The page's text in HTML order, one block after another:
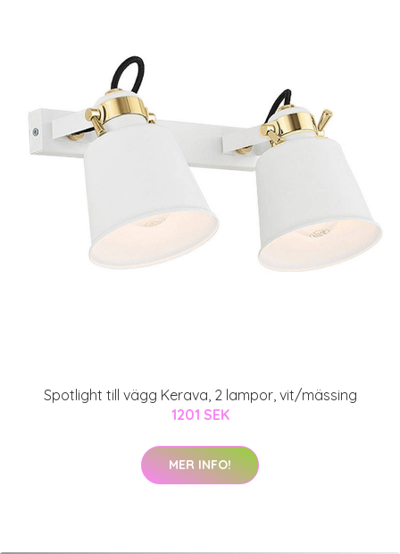
Spotlight till vägg Kerava, 2 lampor, vit/mässing
1201 SEK
MER INFO!